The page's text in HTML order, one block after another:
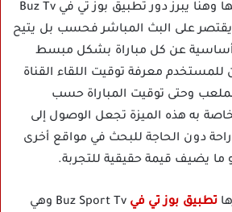
المباريات التي يتابعونها وهنا يبرز دور تطبيق بوز تي في Buz Tv
يقتصر على البث المباشر فحسب بل يتيح
عن كل مباراة بشكل مبسط
معرفة توقيت اللقاء القناة
وحتى توقيت المباراة حسب
به هذه الميزة تجعل الوصول إلى
دون الحاجة للبحث في مواقع أخرى
ما يضيف قيمة حقيقية للتجربة.
تطبيق بوز تي في
Buz Sport Tv وهي